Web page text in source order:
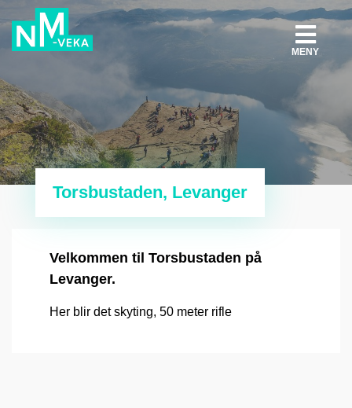
MENY
Torsbustaden, Levanger
Velkommen til Torsbustaden på
Levanger.
Her blir det skyting, 50 meter rifle